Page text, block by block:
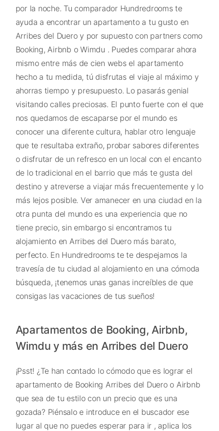
por la noche. Tu comparador Hundredrooms te
ayuda a encontrar un apartamento a tu gusto en
Arribes del Duero y por supuesto con partners como
Booking, Airbnb o Wimdu . Puedes comparar ahora
mismo entre más de cien webs el apartamento
hecho a tu medida, tú disfrutas el viaje al máximo y
ahorras tiempo y presupuesto. Lo pasarás genial
visitando calles preciosas. El punto fuerte con el que
nos quedamos de escaparse por el mundo es
conocer una diferente cultura, hablar otro lenguaje
que te resultaba extraño, probar sabores diferentes
o disfrutar de un refresco en un local con el encanto
de lo tradicional en el barrio que más te gusta del
destino y atreverse a viajar más frecuentemente y lo
más lejos posible. Ver amanecer en una ciudad en la
otra punta del mundo es una experiencia que no
tiene precio, sin embargo si encontramos tu
alojamiento en Arribes del Duero más barato,
perfecto. En Hundredrooms te te despejamos la
travesía de tu ciudad al alojamiento en una cómoda
búsqueda, ¡tenemos unas ganas increíbles de que
consigas las vacaciones de tus sueños!
Apartamentos de Booking, Airbnb,
Wimdu y más en Arribes del Duero
¡Psst! ¿Te han contado lo cómodo que es lograr el
apartamento de Booking Arribes del Duero o Airbnb
que sea de tu estilo con un precio que es una
gozada? Piénsalo e introduce en el buscador ese
lugar al que no puedes esperar para ir , aplica los